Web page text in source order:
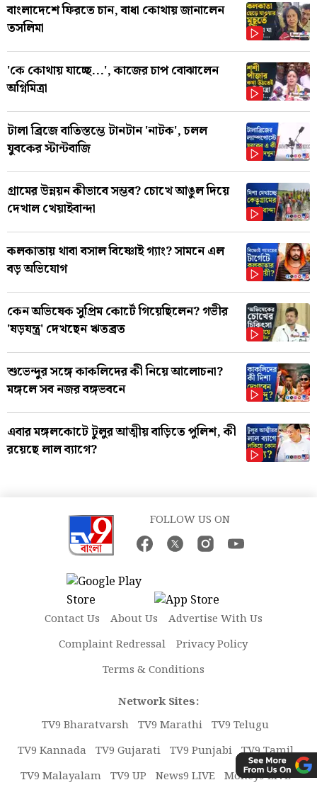
বাংলাদেশে ফিরতে চান, বাধা কোথায় জানালেন
তসলিমা
'কে কোথায় যাচ্ছে...', কাজের চাপ বোঝালেন
অগ্নিমিত্রা
টালা ব্রিজে বাতিস্তম্ভে টানটান 'নাটক', চলল
যুবকের স্টান্টবাজি
গ্রামের উন্নয়ন কীভাবে সম্ভব? চোখে আঙুল দিয়ে
দেখাল খেয়াইবান্দা
কলকাতায় থাবা বসাল বিষ্ণোই গ্যাং? সামনে এল
বড় অভিযোগ
কেন অভিষেক সুপ্রিম কোর্টে গিয়েছিলেন? গভীর
'ষড়যন্ত্র' দেখছেন ঋতব্রত
শুভেন্দুর সঙ্গে কাকলিদের কী নিয়ে আলোচনা?
মঙ্গলে সব নজর বঙ্গভবনে
এবার মঙ্গলকোটে টুলুর আত্মীয় বাড়িতে পুলিশ, কী
রয়েছে লাল ব্যাগে?
FOLLOW US ON
Contact Us About Us
Advertise With Us
Complaint Redressal
Privacy Policy
Terms & Conditions
Network Sites:
TV9 Bharatvarsh TV9 Marathi TV9 Telugu
TV9 Kannada TV9 Gujarati TV9 Punjabi TV9 Tamil
TV9 Malayalam TV9 UP News9 LIVE Money9 LIVE